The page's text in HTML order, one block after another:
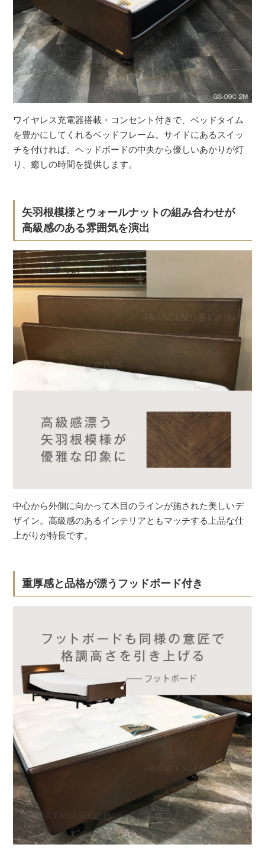
ワイヤレス充電器搭載・コンセント付きで、ベッドタイム
を豊かにしてくれるベッドフレーム。サイドにあるスイッ
チを付ければ、ヘッドボードの中央から優しいあかりが灯
り、癒しの時間を提供します。
矢羽根模様とウォールナットの組み合わせが
高級感のある雰囲気を演出
中心から外側に向かって木目のラインが施された美しいデ
ザイン。高級感のあるインテリアともマッチする上品な仕
上がりが特長です。
重厚感と品格が漂うフッドボード付き